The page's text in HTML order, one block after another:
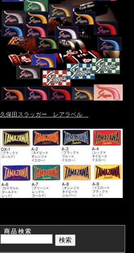
久保田スラッガー レアラベル
商品検索